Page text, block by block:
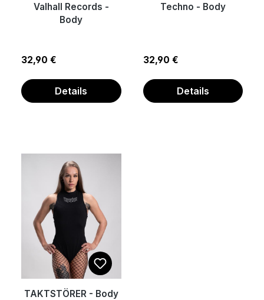
Valhall Records -
Body
Regulärer Preis:
32,90 €
Details
Techno - Body
Regulärer Preis:
32,90 €
Details
TAKTSTÖRER - Body